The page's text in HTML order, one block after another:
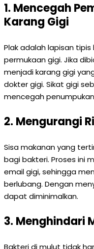
1. Mencegah
Karang Gigi
Plak adalah lapisan
permukaan gigi. Jika
menjadi karang gigi
dokter gigi. Sikat gigi
mencegah
2. Mengurangi
Sisa makanan yang
bagi bakteri. Proses ini
email gigi, sehingga
berlubang. Dengan
dapat diminimalkan.
3. Menghindari
Bakteri di mulut tidak